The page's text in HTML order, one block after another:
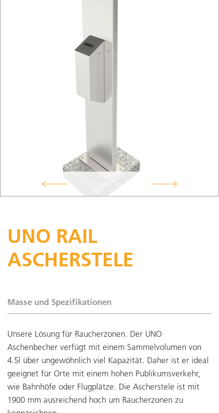
UNO RAIL
ASCHERSTELE
Masse und Spezifikationen
Unsere Lösung für Raucherzonen. Der UNO
Aschenbecher verfügt mit einem Sammelvolumen von
4.5l über ungewöhnlich viel Kapazität. Daher ist er ideal
geeignet für Orte mit einem hohen Publikumsverkehr,
wie Bahnhöfe oder Flugplätze. Die Ascherstele ist mit
1900 mm ausreichend hoch um Raucherzonen zu